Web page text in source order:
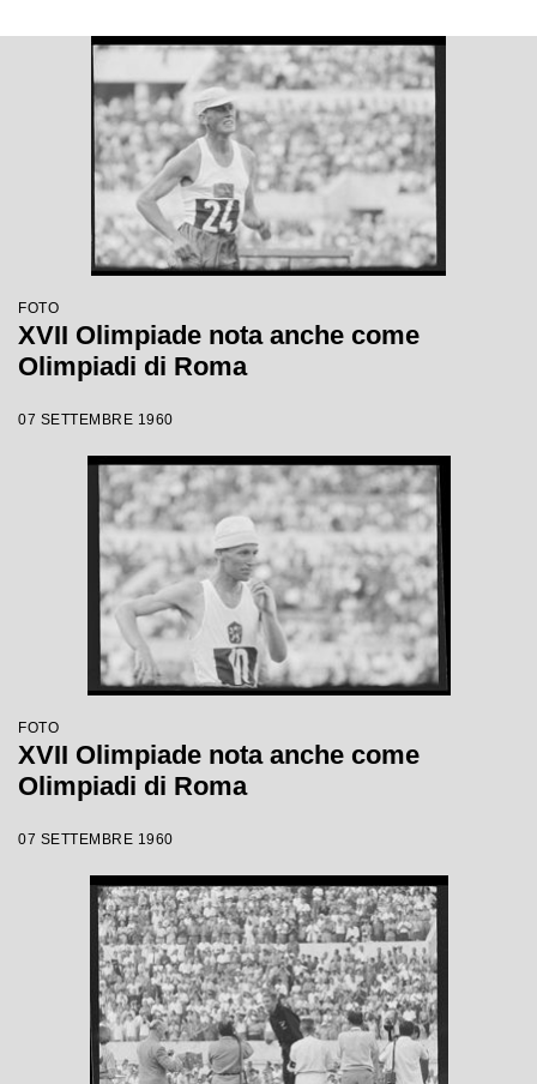
FOTO
XVII Olimpiade nota anche come
Olimpiadi di Roma
07 SETTEMBRE 1960
FOTO
XVII Olimpiade nota anche come
Olimpiadi di Roma
07 SETTEMBRE 1960